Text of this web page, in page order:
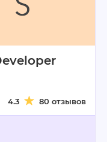
4.3 80 отзывов